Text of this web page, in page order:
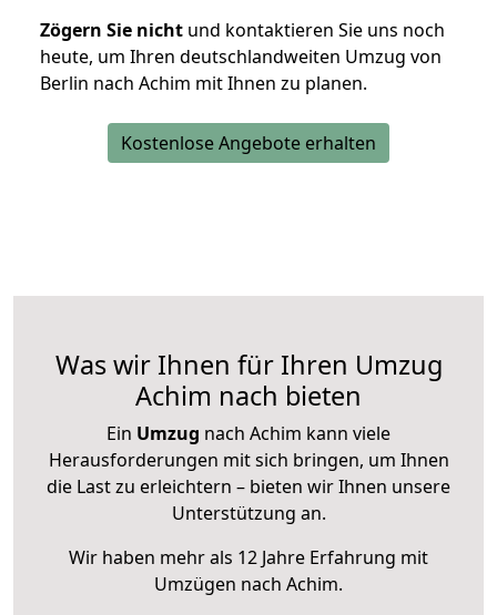
Zögern Sie nicht und kontaktieren Sie uns noch
heute, um Ihren deutschlandweiten Umzug von
Berlin nach Achim mit Ihnen zu planen.
Kostenlose Angebote erhalten
Was wir Ihnen für Ihren Umzug
Achim nach bieten
Ein Umzug nach Achim kann viele
Herausforderungen mit sich bringen, um Ihnen
die Last zu erleichtern – bieten wir Ihnen unsere
Unterstützung an.
Wir haben mehr als 12 Jahre Erfahrung mit
Umzügen nach Achim.